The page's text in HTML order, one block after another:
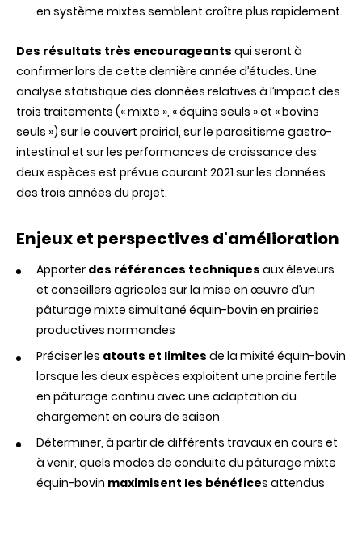
en système mixtes semblent croître plus rapidement.
Des résultats très encourageants qui seront à
confirmer lors de cette dernière année d’études. Une
analyse statistique des données relatives à l’impact des
trois traitements (« mixte », « équins seuls » et « bovins
seuls ») sur le couvert prairial, sur le parasitisme gastro-
intestinal et sur les performances de croissance des
deux espèces est prévue courant 2021 sur les données
des trois années du projet.
Enjeux et perspectives d'amélioration
Apporter des références techniques aux éleveurs
et conseillers agricoles sur la mise en œuvre d’un
pâturage mixte simultané équin-bovin en prairies
productives normandes
Préciser les atouts et limites de la mixité équin-bovin
lorsque les deux espèces exploitent une prairie fertile
en pâturage continu avec une adaptation du
chargement en cours de saison
Déterminer, à partir de différents travaux en cours et
à venir, quels modes de conduite du pâturage mixte
équin-bovin maximisent les bénéfices attendus